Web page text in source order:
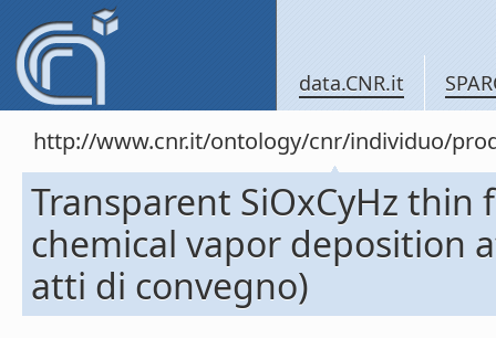
data.CNR.it
http://www.cnr.it/ontology/cnr/individuo/
Transparent SiOxCyHz
chemical vapor deposition
atti di convegno)